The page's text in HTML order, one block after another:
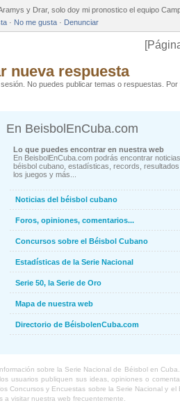
y Drar, solo doy mi pronostico el equipo
· No me gusta · Denunciar
nueva respuesta
No puedes publicar temas o respuestas. Por
En BeisbolEnCuba.com
Lo que puedes encontrar en nuestra web
En BeisbolEnCuba.com podrás encontrar
béisbol cubano, estadísticas, records,
los juegos y más...
Noticias del béisbol cubano
Foros, opiniones, comentarios...
Concursos sobre el Béisbol Cubano
Estadísticas de la Serie Nacional
Serie 50, la Serie de Oro
Mapa de nuestra web
Directorio de BéisbolenCuba.com
sobre la Serie Nacional de Béisbol en
usuarios publiquen sus ideas, opiniones o
Concursos y Encuestas sobre la Serie Nacional y
visitar nuestra web frecuentemente.